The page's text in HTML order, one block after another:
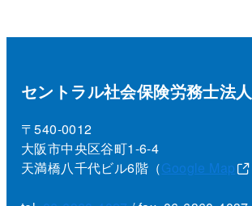
セントラル社会保険労務士法人
〒540-0012
大阪市中央区谷町1-6-4
天満橋八千代ビル6階（Google Map